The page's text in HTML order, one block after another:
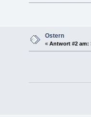
Ostern
« Antwort #2 am: